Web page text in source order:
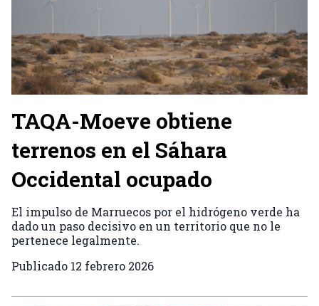
TAQA-Moeve obtiene
terrenos en el Sáhara
Occidental ocupado
El impulso de Marruecos por el hidrógeno verde ha
dado un paso decisivo en un territorio que no le
pertenece legalmente.
Publicado 12 febrero 2026